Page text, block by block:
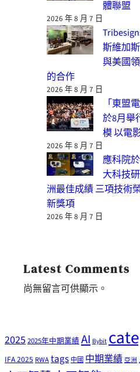
體聯盟
2026 年 8 月 7 日
斯維加
與美國
的合作
2026 年 8 月 7 日
「東盟
於8月舉
模 以電
2026 年 8 月 7 日
應科院
大科技
洲最佳成績 三項技術
新獎項
2026 年 8 月 7 日
Latest Comments
尚無留言可供顯示。
20252025年中期業績AI Bybit
IFA 2025 RWAtags 中國 中期業績 亞洲